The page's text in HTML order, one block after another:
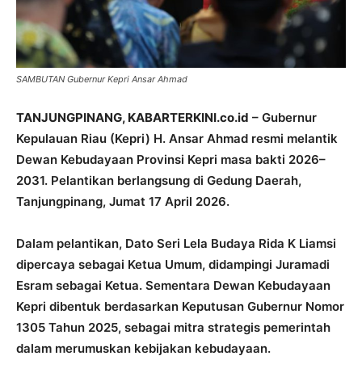
SAMBUTAN Gubernur Kepri Ansar Ahmad
TANJUNGPINANG, KABARTERKINI.co.id – Gubernur
Kepulauan Riau (Kepri) H. Ansar Ahmad resmi melantik
Dewan Kebudayaan Provinsi Kepri masa bakti 2026–
2031. Pelantikan berlangsung di Gedung Daerah,
Tanjungpinang, Jumat 17 April 2026.
Dalam pelantikan, Dato Seri Lela Budaya Rida K Liamsi
dipercaya sebagai Ketua Umum, didampingi Juramadi
Esram sebagai Ketua. Sementara Dewan Kebudayaan
Kepri dibentuk berdasarkan Keputusan Gubernur Nomor
1305 Tahun 2025, sebagai mitra strategis pemerintah
dalam merumuskan kebijakan kebudayaan.